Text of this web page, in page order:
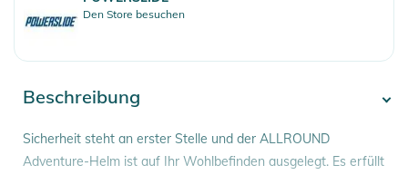
Den Store besuchen
Beschreibung
Sicherheit steht an erster Stelle und der ALLROUND
Adventure-Helm ist auf Ihr Wohlbefinden ausgelegt. Es erfüllt